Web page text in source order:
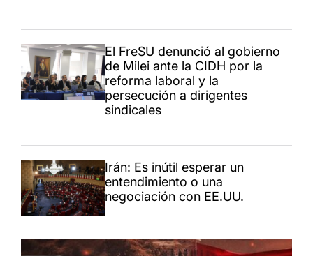
El FreSU denunció al gobierno
de Milei ante la CIDH por la
reforma laboral y la
persecución a dirigentes
sindicales
Irán: Es inútil esperar un
entendimiento o una
negociación con EE.UU.